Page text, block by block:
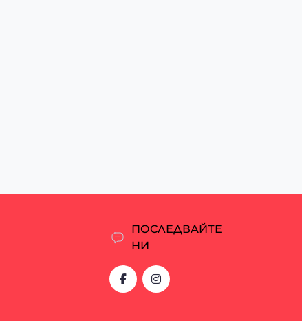
ПОСЛЕДВАЙТЕ
НИ